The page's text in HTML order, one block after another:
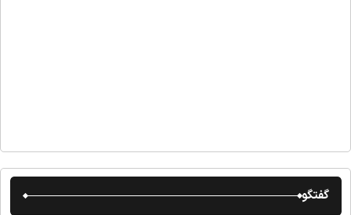
گفتگو